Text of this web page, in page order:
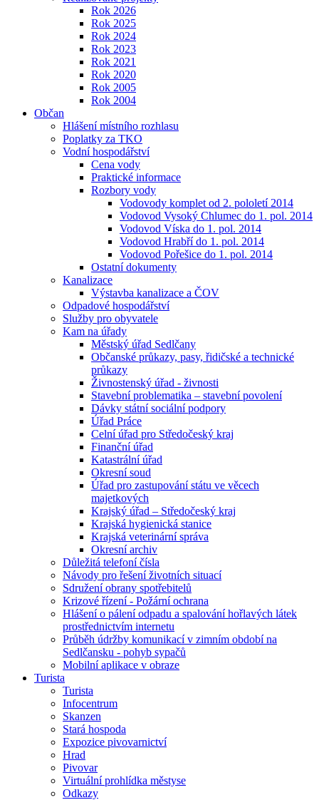
Rok 2026
Rok 2025
Rok 2024
Rok 2023
Rok 2021
Rok 2020
Rok 2005
Rok 2004
Občan
Hlášení místního rozhlasu
Poplatky za TKO
Vodní hospodářství
Cena vody
Praktické informace
Rozbory vody
Vodovody komplet od 2. pololetí 2014
Vodovod Vysoký Chlumec do 1. pol. 2014
Vodovod Víska do 1. pol. 2014
Vodovod Hrabří do 1. pol. 2014
Vodovod Pořešice do 1. pol. 2014
Ostatní dokumenty
Kanalizace
Výstavba kanalizace a ČOV
Odpadové hospodářství
Služby pro obyvatele
Kam na úřady
Městský úřad Sedlčany
Občanské průkazy, pasy, řidičské a technické
průkazy
Živnostenský úřad - živnosti
Stavební problematika – stavební povolení
Dávky státní sociální podpory
Úřad Práce
Celní úřad pro Středočeský kraj
Finanční úřad
Katastrální úřad
Okresní soud
Úřad pro zastupování státu ve věcech
majetkových
Krajský úřad – Středočeský kraj
Krajská hygienická stanice
Krajská veterinární správa
Okresní archiv
Důležitá telefoní čísla
Návody pro řešení životních situací
Sdružení obrany spotřebitelů
Krizové řízení - Požární ochrana
Hlášení o pálení odpadu a spalování hořlavých látek
prostřednictvím internetu
Průběh údržby komunikací v zimním období na
Sedlčansku - pohyb sypačů
Mobilní aplikace v obraze
Turista
Turista
Infocentrum
Skanzen
Stará hospoda
Expozice pivovarnictví
Hrad
Pivovar
Virtuální prohlídka městyse
Odkazy